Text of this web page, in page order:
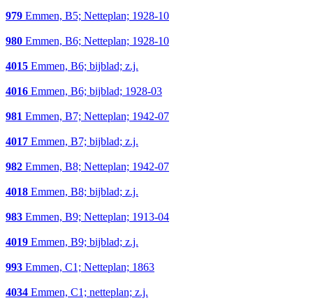
979 Emmen, B5; Netteplan; 1928-10
980 Emmen, B6; Netteplan; 1928-10
4015 Emmen, B6; bijblad; z.j.
4016 Emmen, B6; bijblad; 1928-03
981 Emmen, B7; Netteplan; 1942-07
4017 Emmen, B7; bijblad; z.j.
982 Emmen, B8; Netteplan; 1942-07
4018 Emmen, B8; bijblad; z.j.
983 Emmen, B9; Netteplan; 1913-04
4019 Emmen, B9; bijblad; z.j.
993 Emmen, C1; Netteplan; 1863
4034 Emmen, C1; netteplan; z.j.